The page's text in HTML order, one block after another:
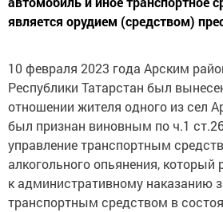
является орудием (средством)
10 февраля 2023 года Арским
Республики Татарстан был
отношении жителя одного из сел
был признан виновным по ч.1
управление транспортным
алкогольного опьянения, который
к административному наказанию
транспортным средством в